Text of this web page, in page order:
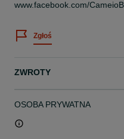
www.facebook.com/
Zgłoś
ZWROTY
OSOBA PRYWATNA